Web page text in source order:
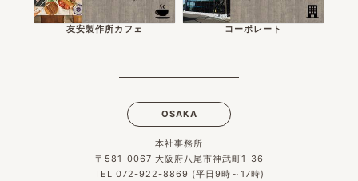
友安製作所カフェ コーポレート
OSAKA
本社事務所
〒581-0067 大阪府八尾市神武町1-36
TEL 072-922-8869 (平日9時～17時)